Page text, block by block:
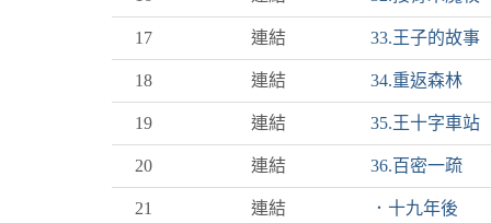
17 連結 33.王子的故事
18 連結 34.重返森林
19 連結 35.王十字車站
20 連結 36.百密一疏
21 連結 ．十九年後